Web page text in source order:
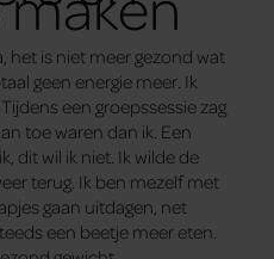
het is niet meer gezond wat
geen energie meer. Ik
een groepssessie zag
toe waren dan ik. Een
dit wil ik niet. Ik wilde de
terug. Ik ben mezelf met
gaan uitdagen, net
een beetje meer eten.